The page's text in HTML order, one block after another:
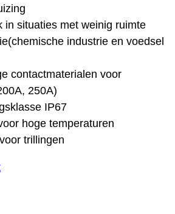
in situaties met weinig ruimte
industrie en voedsel
contactmaterialen voor
250A)
IP67
hoge temperaturen
trillingen